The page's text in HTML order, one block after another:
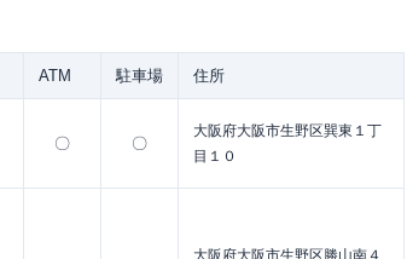
ATM 駐車場 住所
〇 〇
大阪府大阪市生野区巽東１丁
目１０
大阪府大阪市生野区勝山南４